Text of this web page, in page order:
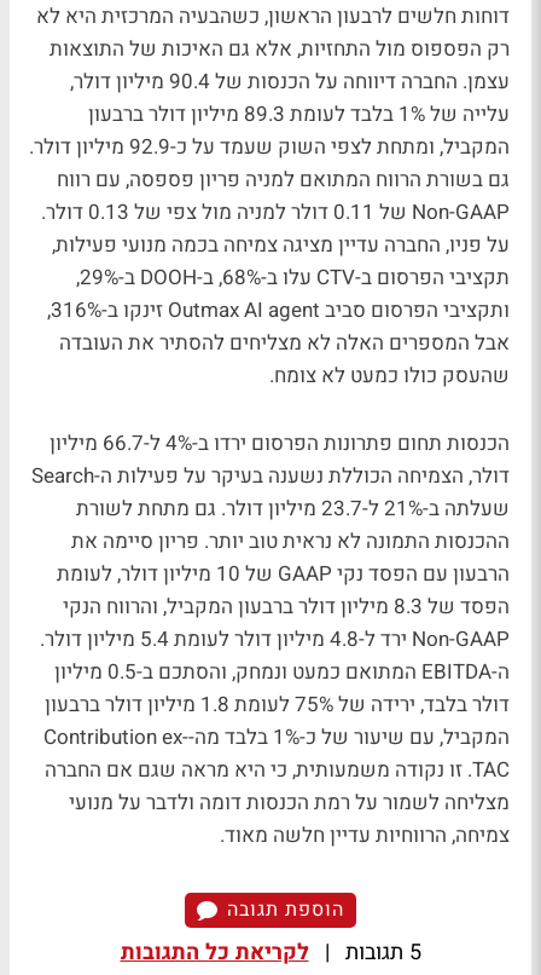
דוחות חלשים לרבעון הראשון, כשהבעיה המרכזית היא לא
רק הפספוס מול התחזיות, אלא גם האיכות של התוצאות
עצמן. החברה דיווחה על הכנסות של 90.4 מיליון דולר,
עלייה של 1% בלבד לעומת 89.3 מיליון דולר ברבעון
המקביל, ומתחת לצפי השוק שעמד על כ-92.9 מיליון דולר.
גם בשורת הרווח המתואם למניה פריון פספסה, עם רווח
Non-GAAP של 0.11 דולר למניה מול צפי של 0.13 דולר.
על פניו, החברה עדיין מציגה צמיחה בכמה מנועי פעילות,
תקציבי הפרסום ב-CTV עלו ב-68%, ב-DOOH ב-29%,
ותקציבי הפרסום סביב Outmax AI agent זינקו ב-316%,
אבל המספרים האלה לא מצליחים להסתיר את העובדה
שהעסק כולו כמעט לא צומח.
הכנסות תחום פתרונות הפרסום ירדו ב-4% ל-66.7 מיליון
דולר, הצמיחה הכוללת נשענה בעיקר על פעילות ה-Search
שעלתה ב-21% ל-23.7 מיליון דולר. גם מתחת לשורת
ההכנסות התמונה לא נראית טוב יותר. פריון סיימה את
הרבעון עם הפסד נקי GAAP של 10 מיליון דולר, לעומת
הפסד של 8.3 מיליון דולר ברבעון המקביל, והרווח הנקי
Non-GAAP ירד ל-4.8 מיליון דולר לעומת 5.4 מיליון דולר.
ה-EBITDA המתואם כמעט ונמחק, והסתכם ב-0.5 מיליון
דולר בלבד, ירידה של 75% לעומת 1.8 מיליון דולר ברבעון
המקביל, עם שיעור של כ-1% בלבד מה-Contribution ex-
TAC. זו נקודה משמעותית, כי היא מראה שגם אם החברה
מצליחה לשמור על רמת הכנסות דומה ולדבר על מנועי
צמיחה, הרווחיות עדיין חלשה מאוד.
הוספת תגובה
5 תגובות | לקריאת כל התגובות